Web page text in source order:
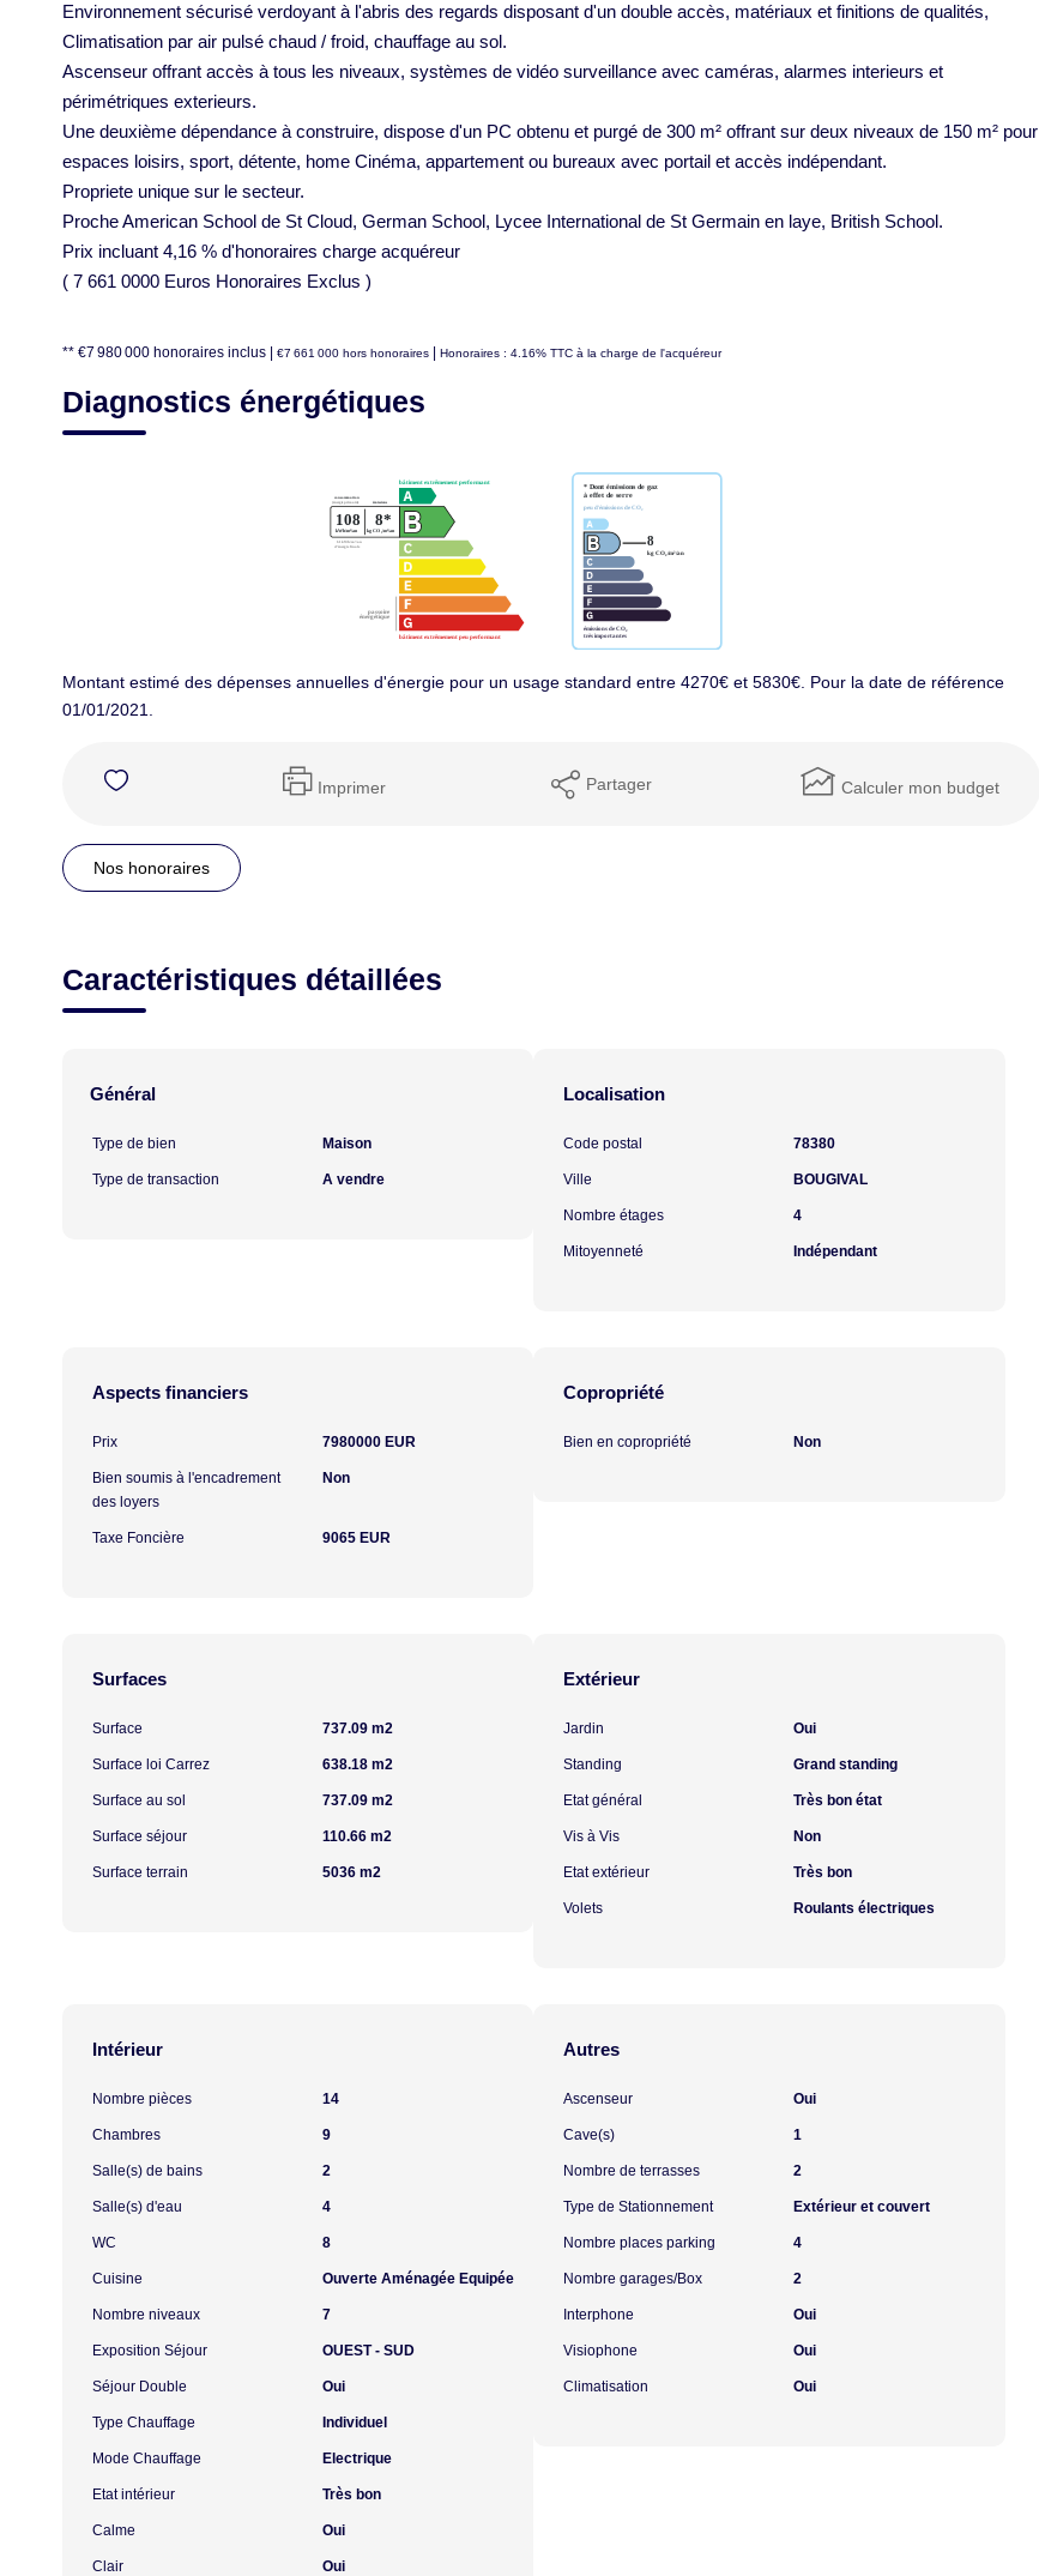
Environnement sécurisé verdoyant à l'abris des regards disposant d'un double accès, matériaux et finitions de qualités,
Climatisation par air pulsé chaud / froid, chauffage au sol.
Ascenseur offrant accès à tous les niveaux, systèmes de vidéo surveillance avec caméras, alarmes interieurs et
périmétriques exterieurs.
Une deuxième dépendance à construire, dispose d'un PC obtenu et purgé de 300 m² offrant sur deux niveaux de 150 m² pour
espaces loisirs, sport, détente, home Cinéma, appartement ou bureaux avec portail et accès indépendant.
Propriete unique sur le secteur.
Proche American School de St Cloud, German School, Lycee International de St Germain en laye, British School.
Prix incluant 4,16 % d'honoraires charge acquéreur
( 7 661 0000 Euros Honoraires Exclus )
** €7 980 000 honoraires inclus €7 661 000 hors honoraires Honoraires : 4.16% TTC à la charge de l'acquéreur
Diagnostics énergétiques
Montant estimé des dépenses annuelles d'énergie pour un usage standard entre 4270€ et 5830€. Pour la date de référence
01/01/2021.
Imprimer Partager Calculer mon budget
Nos honoraires
Caractéristiques détaillées
Général
Type de bien Maison
Type de transaction A vendre
Localisation
Code postal 78380
Ville BOUGIVAL
Nombre étages 4
Mitoyenneté Indépendant
Aspects financiers
Prix 7980000 EUR
Bien soumis à l'encadrement
des loyers
Non
Taxe Foncière 9065 EUR
Copropriété
Bien en copropriété Non
Surfaces
Surface 737.09 m2
Surface loi Carrez 638.18 m2
Surface au sol 737.09 m2
Surface séjour 110.66 m2
Surface terrain 5036 m2
Extérieur
Jardin Oui
Standing Grand standing
Etat général Très bon état
Vis à Vis Non
Etat extérieur Très bon
Volets Roulants électriques
Intérieur
Nombre pièces 14
Chambres 9
Salle(s) de bains 2
Salle(s) d'eau 4
WC 8
Cuisine Ouverte Aménagée Equipée
Nombre niveaux 7
Exposition Séjour OUEST - SUD
Séjour Double Oui
Type Chauffage Individuel
Mode Chauffage Electrique
Etat intérieur Très bon
Calme Oui
Clair Oui
Autres
Ascenseur Oui
Cave(s) 1
Nombre de terrasses 2
Type de Stationnement Extérieur et couvert
Nombre places parking 4
Nombre garages/Box 2
Interphone Oui
Visiophone Oui
Climatisation Oui